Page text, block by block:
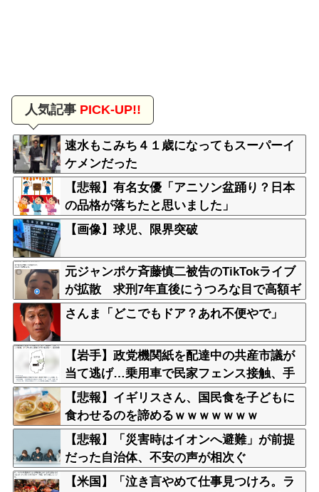
人気記事PICK-UP!!
速水もこみち４１歳になってもスーパーイ
ケメンだった
【悲報】有名女優「アニソン盆踊り？日本
の品格が落ちたと思いました」
【画像】球児、限界突破
元ジャンポケ斉藤慎二被告のTikTokライブ
が拡散 求刑7年直後にうつろな目で高額ギ
フトねだり続け「精神的に限界」「末期状
さんま「どこでもドア？あれ不便やで」
【岩手】政党機関紙を配達中の共産市議が
当て逃げ…乗用車で民家フェンス接触、手
で押し戻し通報せず次の配達先へ 宮古
【悲報】イギリスさん、国民食を子どもに
食わせるのを諦めるｗｗｗｗｗｗｗ
【悲報】「災害時はイオンへ避難」が前提
だった自治体、不安の声が相次ぐ
【米国】「泣き言やめて仕事見つけろ。ラ